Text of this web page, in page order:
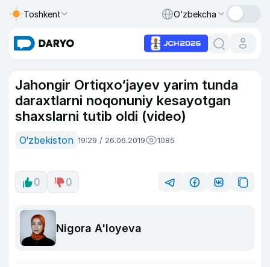
Toshkent O‘zbekcha
Jahongir Ortiqxo‘jayev yarim tunda
daraxtlarni noqonuniy kesayotgan
shaxslarni tutib oldi (video)
O‘zbekiston 19:29 / 26.06.2019 1085
0 0
Nigora A'loyeva